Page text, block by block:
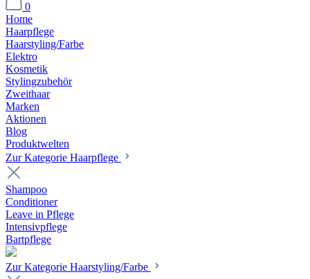
0
Home
Haarpflege
Haarstyling/Farbe
Elektro
Kosmetik
Stylingzubehör
Zweithaar
Marken
Aktionen
Blog
Produktwelten
Zur Kategorie Haarpflege
Shampoo
Conditioner
Leave in Pflege
Intensivpflege
Bartpflege
Zur Kategorie Haarstyling/Farbe